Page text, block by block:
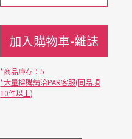
加入購物車-雜誌
*商品庫存：5
*大量採購請洽PAR客服(同品項
10件以上)